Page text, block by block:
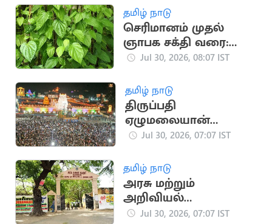
தமிழ் நாடு
செரிமானம் முதல்
ஞாபக சக்தி வரை:
வெற்றிலையின்
Jul 30, 2026, 08:07 IST
தமிழ் நாடு
திருப்பதி
ஏழுமலையான்
கோயிலில் ஒரே
காணிக்கை
Jul 30, 2026, 07:07 IST
தமிழ் நாடு
அரசு மற்றும்
அறிவியல்
கல்லூரிகளில் 100
Jul 30, 2026, 07:07 IST